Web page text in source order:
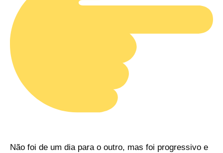
Não foi de um dia para o outro, mas foi progressivo e